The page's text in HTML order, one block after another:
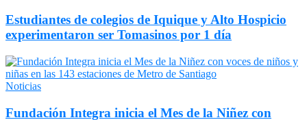
Estudiantes de colegios de Iquique y Alto Hospicio
experimentaron ser Tomasinos por 1 día
Noticias
Fundación Integra inicia el Mes de la Niñez con